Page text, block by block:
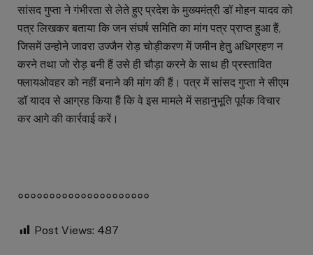
सांसद गुप्ता ने गंभीरता से लेते हुए प्रदेश के मुख्यमंत्री डॉ मोहन यादव को
पत्र लिखकर बताया कि जन संघर्ष समिति का मांग पत्र प्राप्त हुआ हैं,
जिसमें उन्होने जावरा उज्जैन रोड़ चोड़ीकरण में जमीन हेतु अधिग्रहण न
करने तथा जो रोड़ बनी हैं उसे ही चौड़ा करने के साथ ही प्रस्तावित
फ्लायओवहर को नहीं बनाने की मांग की हैं। पत्र में सांसद गुप्ता ने सीएम
डॉ यादव से आग्रह किया हैं कि वे इस मामले में सहानुभूति पूर्वक विचार
कर आगे की कार्रवाई करें।
०००००००००००००००००००००
Post Views: 487